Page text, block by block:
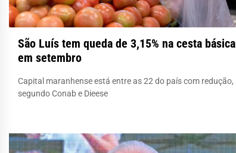
São Luís tem queda de 3,15% na cesta básica
em setembro
Capital maranhense está entre as 22 do país com redução,
segundo Conab e Dieese